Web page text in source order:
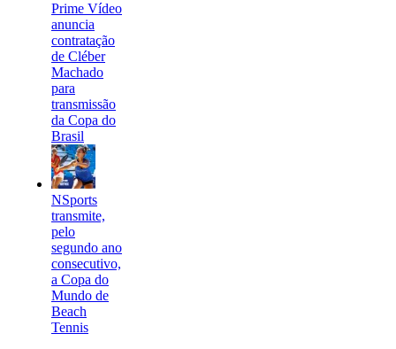
Prime Vídeo
anuncia
contratação
de Cléber
Machado
para
transmissão
da Copa do
Brasil
NSports
transmite,
pelo
segundo ano
consecutivo,
a Copa do
Mundo de
Beach
Tennis